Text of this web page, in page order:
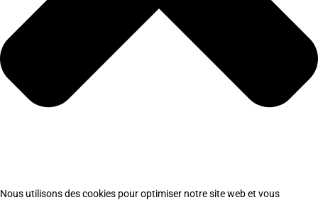
Nous utilisons des cookies pour optimiser notre site web et vous